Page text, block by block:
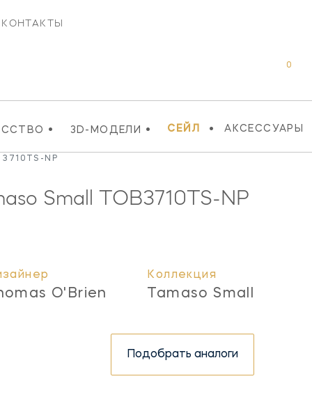
КОНТАКТЫ
• 3D-МОДЕЛИ • СЕЙЛ • АКСЕССУАРЫ
0
3710TS-NP
Small TOB3710TS-NP
O'Brien
Коллекция
Tamaso Small
Подобрать аналоги